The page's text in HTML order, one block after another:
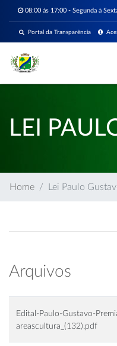
08:00 ás 17:00 - Segunda à
Portal da Transparência
LEI
Home Lei Paulo
Arquivos
Edital-Paulo-Gustavo-
areascultura_(132).pdf